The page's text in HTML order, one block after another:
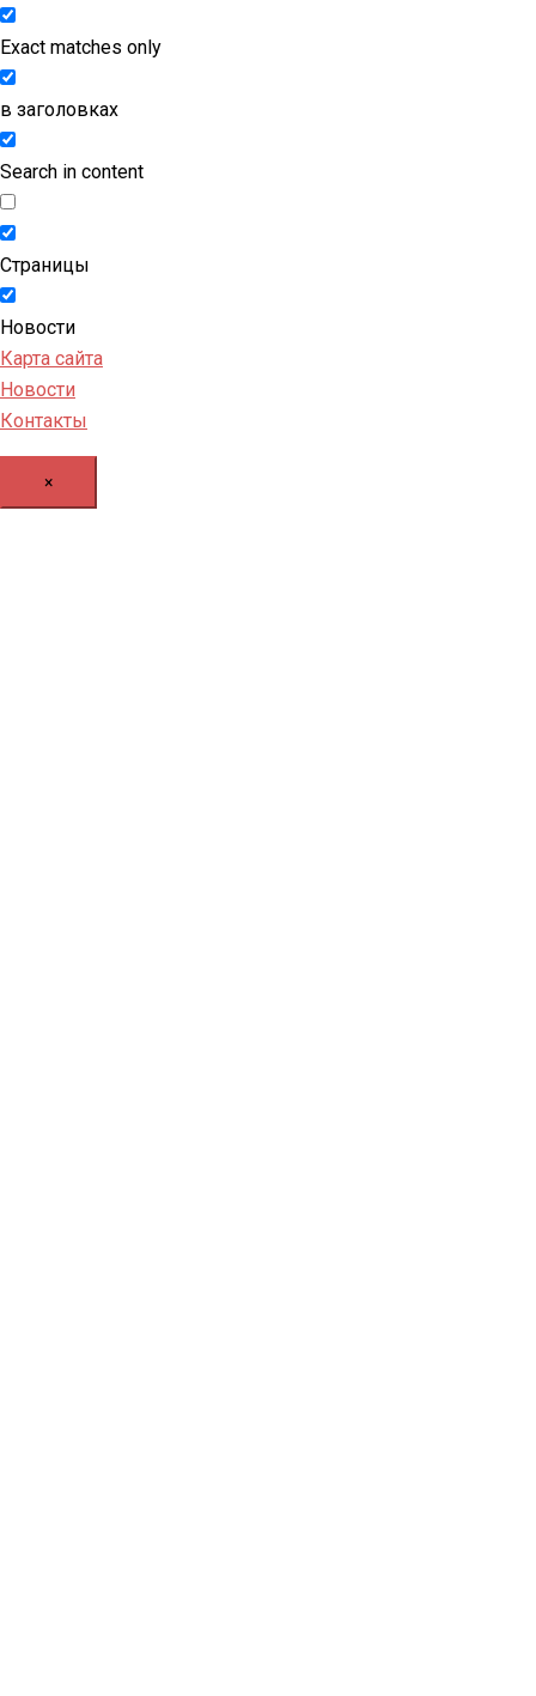
Exact matches only
в заголовках
Search in content
Страницы
Новости
Карта сайта
Новости
Контакты
×